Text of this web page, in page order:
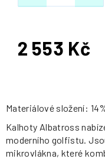
2 553 Kč
Měrná
Materiálové složení:
Kalhoty Albatross
moderního golfistu.
mikrovlákna, které